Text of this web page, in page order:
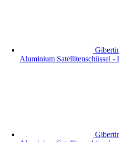
Aluminium Satellitenschüssel -